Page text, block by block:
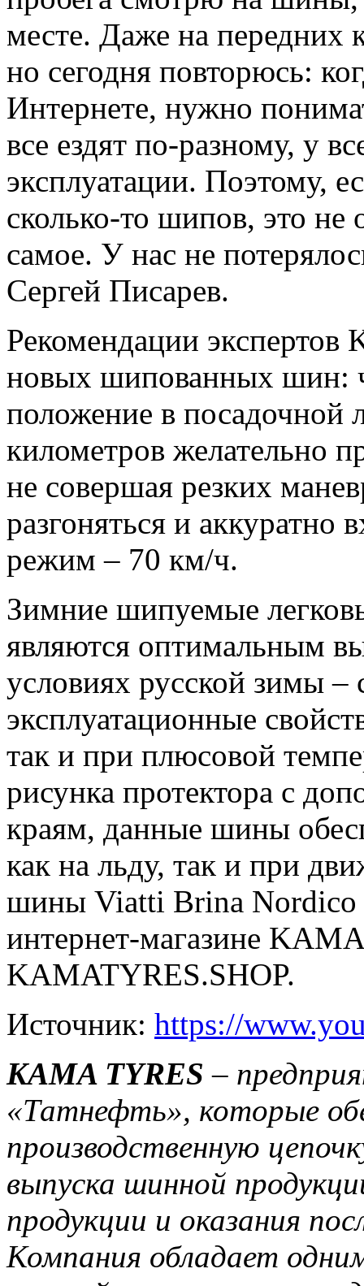
месте. Даже на передних
но сегодня повторюсь:
Интернете, нужно
все ездят по-разному, у
эксплуатации. Поэтому,
сколько-то шипов, это не
самое. У нас не
Сергей Писарев.
Рекомендации
новых шипованных шин:
положение в посадочной
километров желательно
не совершая резких
разгоняться и аккуратно
режим – 70 км/ч.
Зимние шипуемые
являются оптимальным
условиях русской зимы –
эксплуатационные
так и при плюсовой
рисунка протектора с
краям, данные шины
как на льду, так и при
шины Viatti Brina
интернет-магазине
KAMATYRES.SHOP.
Источник: https://
KAMA TYRES –
«Татнефть», которые
производственную
выпуска шинной
продукции и оказания
Компания обладает